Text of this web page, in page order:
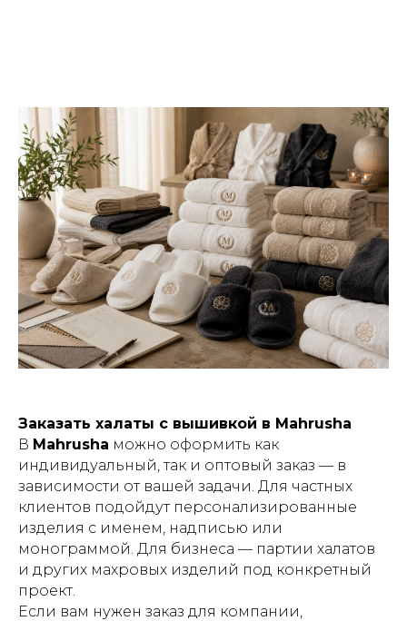
Заказать халаты с вышивкой в Mahrusha
В Mahrusha можно оформить как
индивидуальный, так и оптовый заказ — в
зависимости от вашей задачи. Для частных
клиентов подойдут персонализированные
изделия с именем, надписью или
монограммой. Для бизнеса — партии халатов
и других махровых изделий под конкретный
проект.
Если вам нужен заказ для компании,